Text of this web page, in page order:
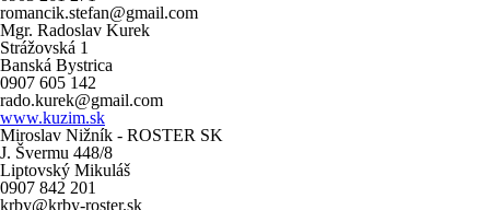
romancik.stefan@gmail.com
Mgr. Radoslav Kurek
Strážovská 1
Banská Bystrica
0907 605 142
rado.kurek@gmail.com
www.kuzim.sk
Miroslav Nižník - ROSTER SK
J. Švermu 448/8
Liptovský Mikuláš
0907 842 201
krby@krby-roster.sk